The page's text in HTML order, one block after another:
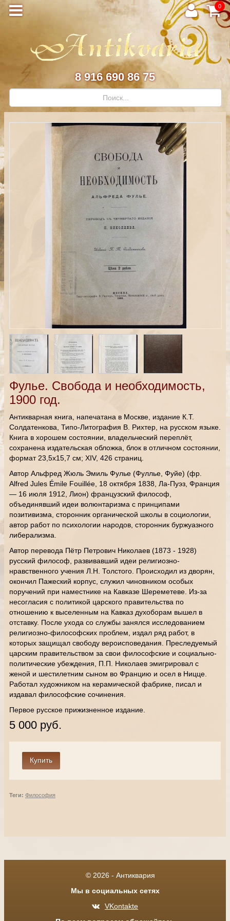
0
8 916 690 86 75
Фулье. Свобода и необходимость,
1900 год.
Антикварная книга, напечатана в Москве, издание К.Т.
Солдатенкова, Типо-Литография В. Рихтер, на русском языке.
Книга в хорошем состоянии, владельческий переплёт,
сохранена издательская обложка, блок в отличном состоянии,
формат 23,5х15,7 см; XIV, 426 страниц.
Автор Альфред Жюль Эмиль Фулье (Фуллье, Фуйе) (фр.
Alfred Jules Émile Fouillée, 18 октября 1838, Ла-Пуэз, Франция
— 16 июля 1912, Лион) французский философ,
объединявший идеи волюнтаризма с принципами
позитивизма, сторонник органической школы в социологии,
автор работ по психологии народов, сторонник буржуазного
либерализма.
Автор перевода Пётр Петрович Николаев (1873 - 1928)
русский философ, развивавший идеи религиозно-
нравственного учения Л.Н. Толстого. Происходил из дворян,
окончил Пажеский корпус, служил чиновником особых
поручений при наместнике на Кавказе Шереметеве. Из-за
несогласия с политикой царского правительства по
отношению к выселенным на Кавказ духоборам вышел в
отставку. После ухода со службы занялся исследованием
религиозно-философских проблем, издал ряд работ, в
которых защищал свободу вероисповедания. Преследуемый
царским правительством за свои философские и социально-
политические убеждения, П.П. Николаев эмигрировал с
женой и шестилетним сыном во Францию и осел в Ницце.
Работал художником на керамической фабрике, писал и
издавал философские сочинения.
Первое русское прижизненное издание.
5 000 руб.
Теги: Философия
© 2026 - Антиквария
Мы в социальных сетях
VKontakte